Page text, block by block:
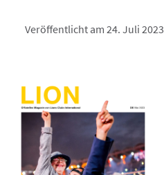
Veröffentlicht am 24. Juli 2023